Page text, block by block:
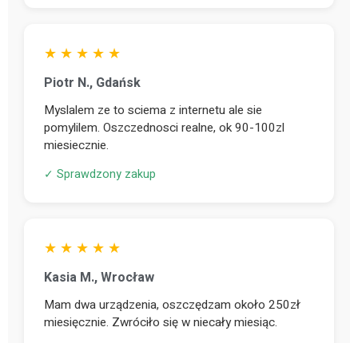
★ ★ ★ ★ ★
Piotr N., Gdańsk
Myslalem ze to sciema z internetu ale sie
pomylilem. Oszczednosci realne, ok 90-100zl
miesiecznie.
✓ Sprawdzony zakup
★ ★ ★ ★ ★
Kasia M., Wrocław
Mam dwa urządzenia, oszczędzam około 250zł
miesięcznie. Zwróciło się w niecały miesiąc.